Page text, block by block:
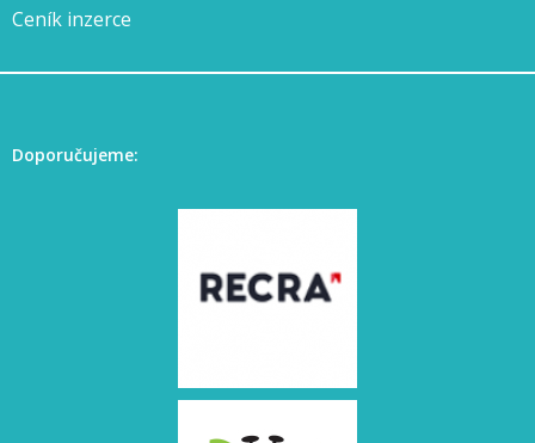
Ceník inzerce
Doporučujeme: